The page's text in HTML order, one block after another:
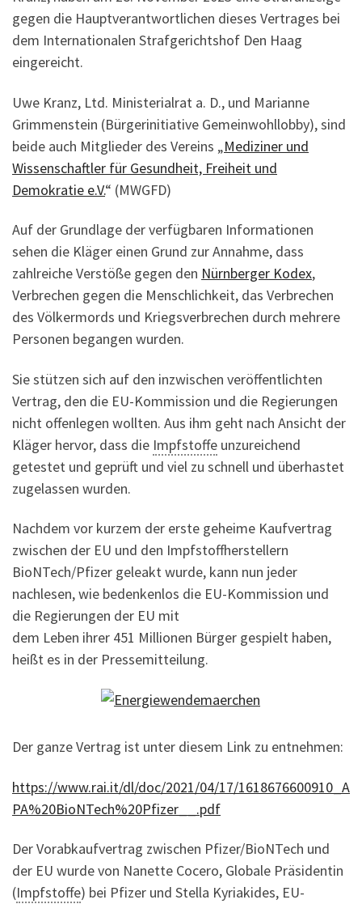
gegen die Hauptverantwortlichen dieses Vertrages bei
dem Internationalen Strafgerichtshof Den Haag
eingereicht.
Uwe Kranz, Ltd. Ministerialrat a. D., und Marianne
Grimmenstein (Bürgerinitiative Gemeinwohllobby), sind
beide auch Mitglieder des Vereins „Mediziner und
Wissenschaftler für Gesundheit, Freiheit und
Demokratie e.V.“ (MWGFD)
Auf der Grundlage der verfügbaren Informationen
sehen die Kläger einen Grund zur Annahme, dass
zahlreiche Verstöße gegen den Nürnberger Kodex,
Verbrechen gegen die Menschlichkeit, das Verbrechen
des Völkermords und Kriegsverbrechen durch mehrere
Personen begangen wurden.
Sie stützen sich auf den inzwischen veröffentlichten
Vertrag, den die EU-Kommission und die Regierungen
nicht offenlegen wollten. Aus ihm geht nach Ansicht der
Kläger hervor, dass die Impfstoffe unzureichend
getestet und geprüft und viel zu schnell und überhastet
zugelassen wurden.
Nachdem vor kurzem der erste geheime Kaufvertrag
zwischen der EU und den Impfstoffherstellern
BioNTech/Pfizer geleakt wurde, kann nun jeder
nachlesen, wie bedenkenlos die EU-Kommission und
die Regierungen der EU mit
dem Leben ihrer 451 Millionen Bürger gespielt haben,
heißt es in der Pressemitteilung.
Der ganze Vertrag ist unter diesem Link zu entnehmen:
https://www.rai.it/dl/doc/2021/04/17/1618676600910_A
PA%20BioNTech%20Pfizer__.pdf
Der Vorabkaufvertrag zwischen Pfizer/BioNTech und
der EU wurde von Nanette Cocero, Globale Präsidentin
(Impfstoffe) bei Pfizer und Stella Kyriakides, EU-